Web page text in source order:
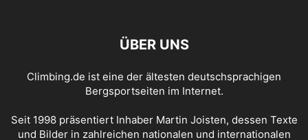
ÜBER UNS
Climbing.de ist eine der ältesten deutschsprachigen
Bergsportseiten im Internet.
Seit 1998 präsentiert Inhaber Martin Joisten, dessen Texte
und Bilder in zahlreichen nationalen und internationalen